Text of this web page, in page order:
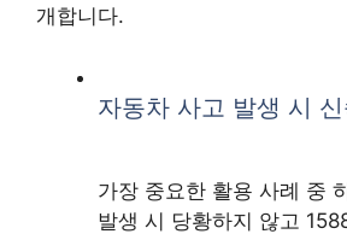
개합니다.
자동차 사고 발생 시
가장 중요한 활용 사례 중
발생 시 당황하지 않고